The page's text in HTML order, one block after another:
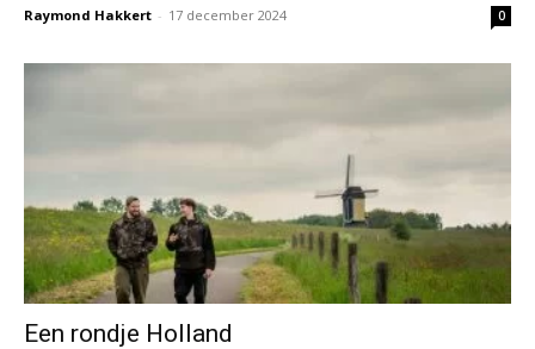
Raymond Hakkert - 17 december 2024 0
Een rondje Holland